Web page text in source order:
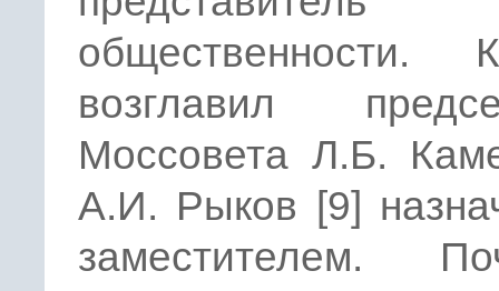
общественности.
возглавил
Моссовета Л.Б.
А.И. Рыков [9]
заместителем.